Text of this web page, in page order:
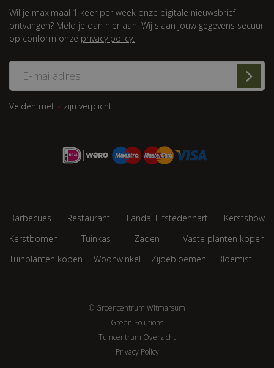
Wil je maximaal 1 keer per week onze digitale nieuwsbrief
ontvangen? Meld je dan hier aan! Wij slaan jouw gegevens secuur
op conform onze privacy policy.
Velden met * zijn verplicht.
Barbecues Restaurant Landal Elfstedenhart
Kerstshow
Kerstbomen
Tuinkas Zaden
Vaste planten kopen
Tuinplanten kopen
Woonwinkel Zijdebloemen Bloemist
© Groencentrum Witmarsum
Green Solutions
Tuincentrum Overzicht
Privacy Policy